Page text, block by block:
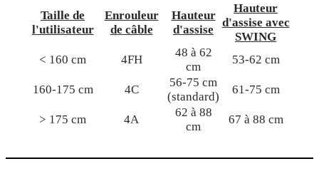
Taille de
l'utilisateur
Enrouleur
de câble
Hauteur
d'assise
Hauteur
d'assise avec
SWING
< 160 cm
4FH
48 à 62
cm
53-62 cm
160-175 cm 4C
56-75 cm
(standard)
61-75 cm
> 175 cm 4A
62 à 88
cm
67 à 88 cm